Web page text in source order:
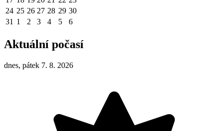
24 25 26 27 28 29 30
31 1 2 3 4 5 6
Aktuální počasí
dnes, pátek 7. 8. 2026